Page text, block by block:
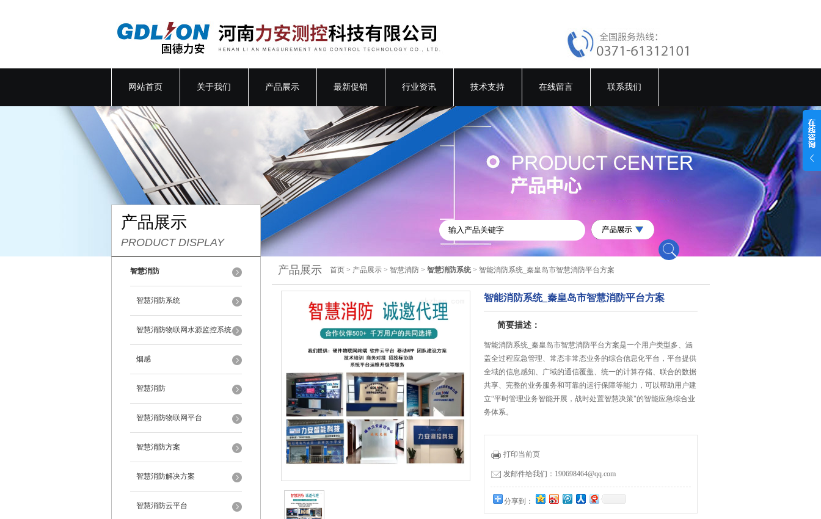
网站首页 关于我们 产品展示 最新促销 行业资讯 技术支持 在线留言 联系我们
产品展示
PRODUCT DISPLAY
智慧消防
智慧消防系统
智慧消防物联网水源监控系统
烟感
智慧消防
智慧消防物联网平台
智慧消防方案
智慧消防解决方案
智慧消防云平台
产品展示 首页 > 产品展示 > 智慧消防 > 智慧消防系统 > 智能消防系统_秦皇岛市智慧消防平台方案
智能消防系统_秦皇岛市智慧消防平台方案
简要描述：
智能消防系统_秦皇岛市智慧消防平台方案是一个用户类型多、涵
盖全过程应急管理、常态非常态业务的综合信息化平台，平台提供
全域的信息感知、广域的通信覆盖、统一的计算存储、联合的数据
共享、完整的业务服务和可靠的运行保障等能力，可以帮助用户建
立“平时管理业务智能开展，战时处置智慧决策"的智能应急综合业
务体系。
打印当前页
发邮件给我们：190698464@qq.com
分享到：